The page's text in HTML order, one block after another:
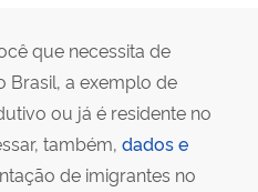
que necessita de
Brasil, a exemplo de
ou já é residente no
também, dados e
de imigrantes no